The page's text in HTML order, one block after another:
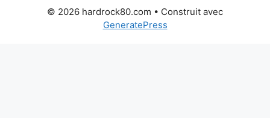
© 2026 hardrock80.com • Construit avec
GeneratePress